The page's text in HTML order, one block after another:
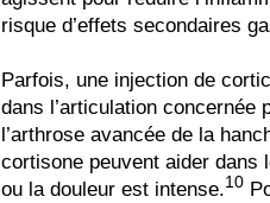
risque d’effets secondaires
Parfois, une injection de
dans l’articulation concernée
l’arthrose avancée de la
cortisone peuvent aider dans
ou la douleur est intense.10